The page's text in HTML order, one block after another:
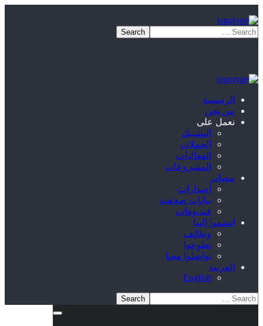
الرئيسية
من نحن
نعمل على
التشبيك
الحملات
الفعاليات
المشروعات
مصادر
إصدارات
بيانات صحفية
فيديوهات
انضموا إلينا
وظائف
تطوعوا
تواصلوا معنا
العربية
English